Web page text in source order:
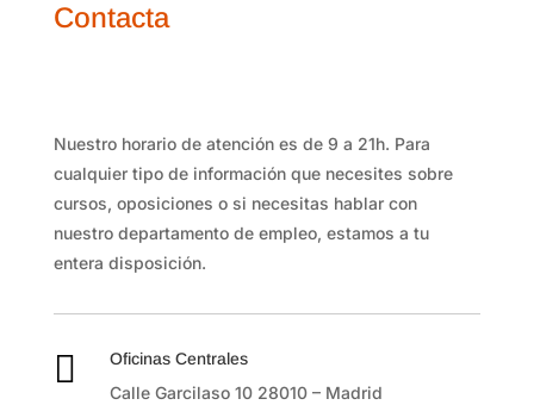
Contacta
Nuestro horario de atención es de 9 a 21h. Para
cualquier tipo de información que necesites sobre
cursos, oposiciones o si necesitas hablar con
nuestro departamento de empleo, estamos a tu
entera disposición.
 Oficinas Centrales
Calle Garcilaso 10 28010 – Madrid